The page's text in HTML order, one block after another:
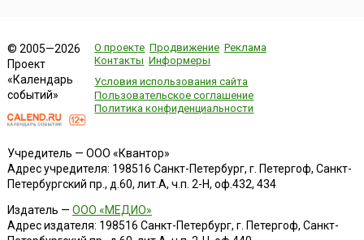
© 2005—2026
Проект
«Календарь
событий»
О проекте Продвижение Реклама
Контакты Информеры
Условия использования сайта
Пользовательское соглашение
Политика конфиденциальности
Учредитель — ООО «Квантор»
Адрес учредителя: 198516 Санкт-Петербург, г. Петергоф, Санкт-
Петербургский пр., д.60, лит.А, ч.п. 2-Н, оф.432, 434
Издатель — ООО «МЕДИО»
Адрес издателя: 198516 Санкт-Петербург, г. Петергоф, Санкт-